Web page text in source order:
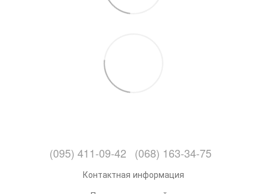
(095) 411-09-42 (068) 163-34-75
Контактная информация